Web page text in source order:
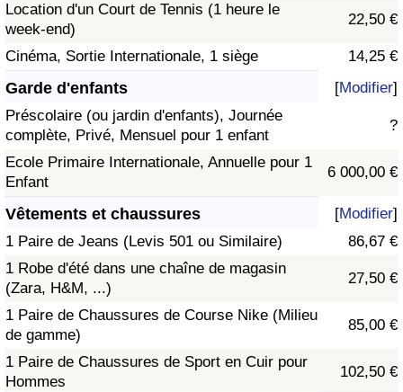
Location d'un Court de Tennis (1 heure le
week-end)
22,50 €
Cinéma, Sortie Internationale, 1 siège 14,25 €
Garde d'enfants [Modifier]
Préscolaire (ou jardin d'enfants), Journée
complète, Privé, Mensuel pour 1 enfant
?
Ecole Primaire Internationale, Annuelle pour 1
Enfant
6 000,00 €
Vêtements et chaussures [Modifier]
1 Paire de Jeans (Levis 501 ou Similaire)
86,67 €
1 Robe d'été dans une chaîne de magasin
(Zara, H&M, ...)
27,50 €
1 Paire de Chaussures de Course Nike (Milieu
de gamme)
85,00 €
1 Paire de Chaussures de Sport en Cuir pour
Hommes
102,50 €